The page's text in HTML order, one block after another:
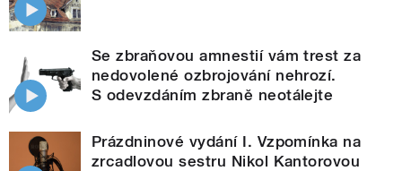
Se zbraňovou amnestií vám trest za
nedovolené ozbrojování nehrozí.
S odevzdáním zbraně neotálejte
Prázdninové vydání I. Vzpomínka na
zrcadlovou sestru Nikol Kantorovou